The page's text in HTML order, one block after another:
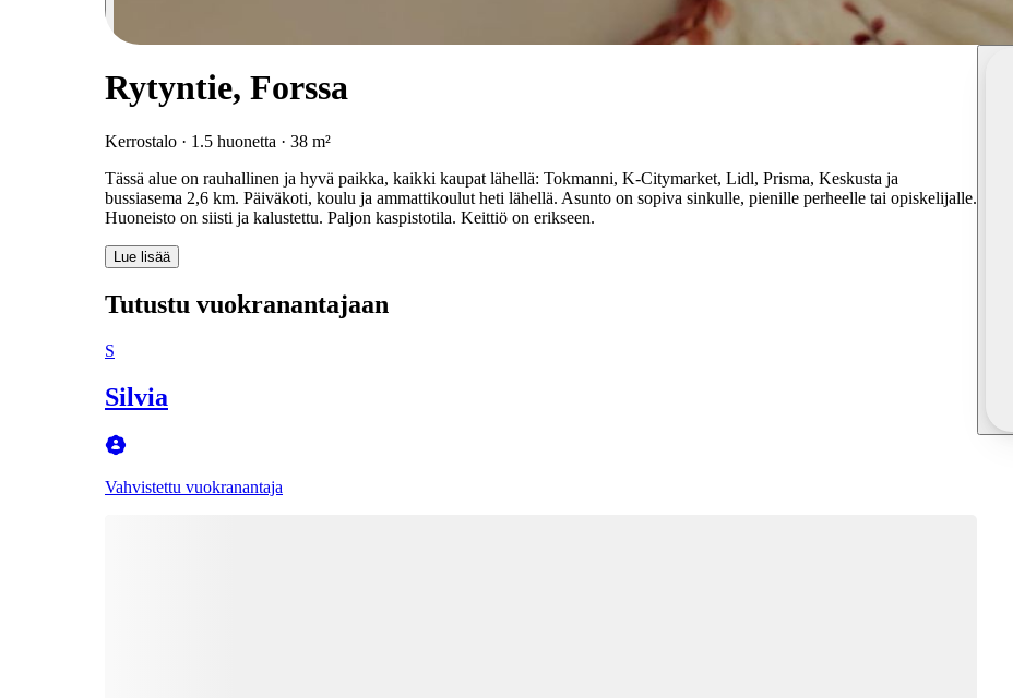
Rytyntie, Forssa
Kerrostalo · 1.5 huonetta · 38 m²
Tässä alue on rauhallinen ja hyvä paikka, kaikki kaupat lähellä: Tokmanni, K-Citymarket, Lidl, Prisma, Keskusta ja
bussiasema 2,6 km. Päiväkoti, koulu ja ammattikoulut heti lähellä. Asunto on sopiva sinkulle, pienille perheelle tai opiskelijalle.
Huoneisto on siisti ja kalustettu. Paljon kaspistotila. Keittiö on erikseen.
Lue lisää
Tutustu vuokranantajaan
S
Silvia
Vahvistettu vuokranantaja